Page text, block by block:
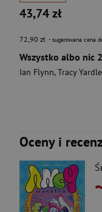
43,74 zł
72,90 zł - sugerowana cena
Ian Flynn,Tracy
Oceny i